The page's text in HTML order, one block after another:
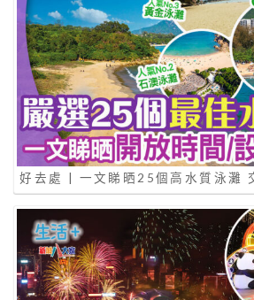
好去處 | 一文睇晒25個高水質泳灘